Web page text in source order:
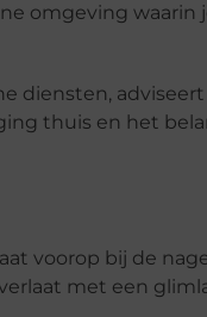
omgeving
diensten,
thuis en het
voorop bij de
met een